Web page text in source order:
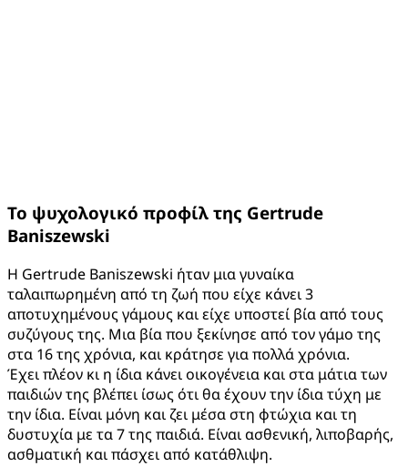
Το ψυχολογικό προφίλ της Gertrude
Baniszewski
Η Gertrude Baniszewski ήταν μια γυναίκα
ταλαιπωρημένη από τη ζωή που είχε κάνει 3
αποτυχημένους γάμους και είχε υποστεί βία από τους
συζύγους της. Μια βία που ξεκίνησε από τον γάμο της
στα 16 της χρόνια, και κράτησε για πολλά χρόνια.
Έχει πλέον κι η ίδια κάνει οικογένεια και στα μάτια των
παιδιών της βλέπει ίσως ότι θα έχουν την ίδια τύχη με
την ίδια. Είναι μόνη και ζει μέσα στη φτώχια και τη
δυστυχία με τα 7 της παιδιά. Είναι ασθενική, λιποβαρής,
ασθματική και πάσχει από κατάθλιψη.